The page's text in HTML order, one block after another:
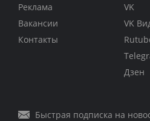
Реклама
Вакансии
Контакты
VK
VK
Дзен
Быстрая подписка на